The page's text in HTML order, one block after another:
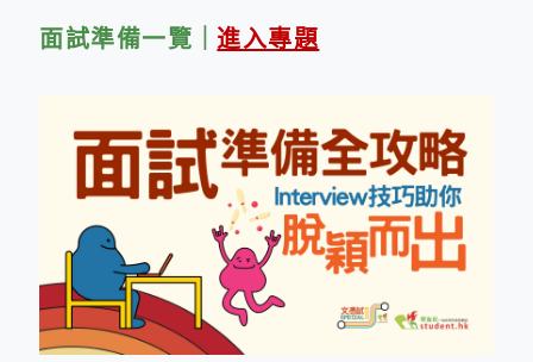
面試準備一覽 進入專題